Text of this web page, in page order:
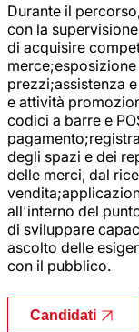
Durante il
con la
di acquisire
prezzi;assistenza
e attività
codici a barre e
degli spazi e dei
delle merci, dal
all'interno del
di sviluppare
ascolto delle
con il pubblico.
Candidati